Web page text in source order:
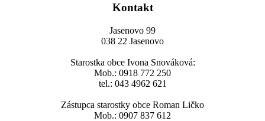
Kontakt
Jasenovo 99
038 22 Jasenovo
Starostka obce Ivona Snováková:
Mob.: 0918 772 250
tel.: 043 4962 621
Zástupca starostky obce Roman Ličko
Mob.: 0907 837 612